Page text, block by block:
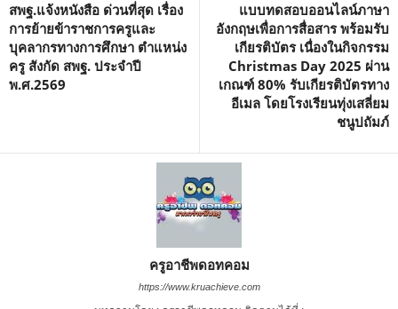
สพฐ.แจ้งหนังสือ ด่วนที่สุด เรื่อง
การย้ายข้าราชการครูและ
บุคลากรทางการศึกษา ตำแหน่ง
ครู สังกัด สพฐ. ประจำปี
พ.ศ.2569
แบบทดสอบออนไลน์ภาษา
อังกฤษเพื่อการสื่อสาร พร้อมรับ
เกียรติบัตร เนื่องในกิจกรรม
Christmas Day 2025 ผ่าน
เกณฑ์ 80% รับเกียรติบัตรทาง
อีเมล โดยโรงเรียนทุ่งเสลี่ยม
ชนูปถัมภ์
ครูอาชีพดอทคอม
https://www.kruachieve.com